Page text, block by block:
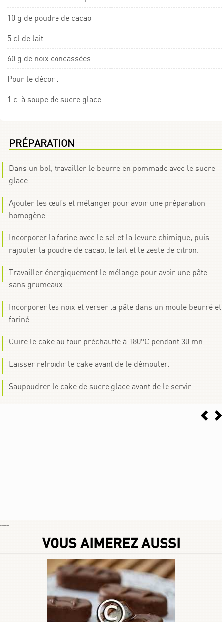
10 g de poudre de cacao
5 cl de lait
60 g de noix concassées
Pour le décor :
1 c. à soupe de sucre glace
PRÉPARATION
Dans un bol, travailler le beurre en pommade avec le sucre
glace.
Ajouter les œufs et mélanger pour avoir une préparation
homogène.
Incorporer la farine avec le sel et la levure chimique, puis
rajouter la poudre de cacao, le lait et le zeste de citron.
Travailler énergiquement le mélange pour avoir une pâte
sans grumeaux.
Incorporer les noix et verser la pâte dans un moule beurré et
fariné.
Cuire le cake au four préchauffé à 180°C pendant 30 mn.
Laisser refroidir le cake avant de le démouler.
Saupoudrer le cake de sucre glace avant de le servir.
VOUS AIMEREZ AUSSI